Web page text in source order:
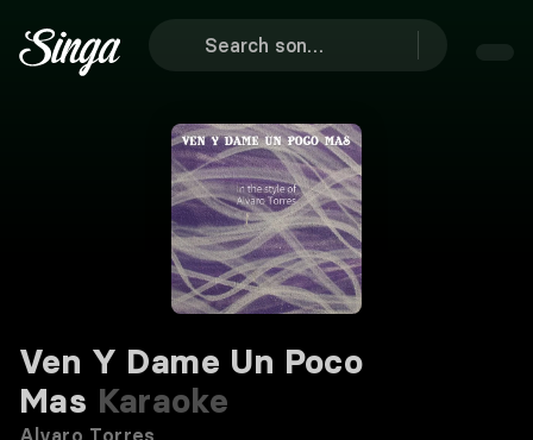
Ven Y Dame Un Poco
Mas Karaoke
Alvaro Torres